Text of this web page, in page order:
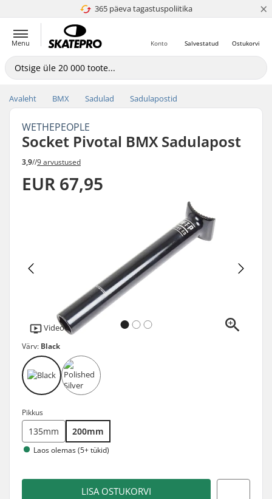
365 päeva tagastuspoliitika
4.8 paljaks 5 ×
Menu Ostukorvi
Salvestatud
Konto
Avaleht BMX Sadulad Sadulapostid
WETHEPEOPLE
Socket Pivotal BMX Sadulapost
3,9//9 arvustused
EUR 67,95
Video
Värv: Black
Pikkus
135mm 200mm
Laos olemas (5+ tükid)
LISA OSTUKORVI